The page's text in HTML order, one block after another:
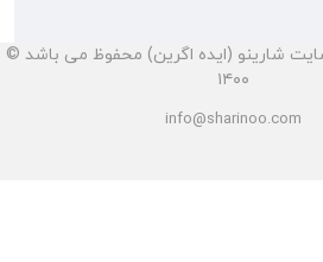
شارینو (ایده اگرین) محفوظ می باشد ©
۱۴۰۰
info@sharinoo.com